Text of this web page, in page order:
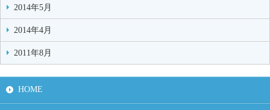
2014年5月
2014年4月
2011年8月
HOME